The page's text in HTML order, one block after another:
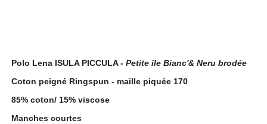
Polo Lena ISULA PICCULA -Petite île Bianc'& Neru brodée
Coton peigné Ringspun - maille piquée 170
85% coton/ 15% viscose
Manches courtes